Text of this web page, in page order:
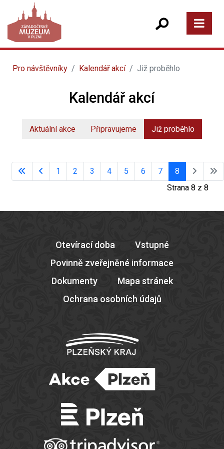
Pro návštěvníky Kalendář akcí Již proběhlo
Kalendář akcí
Aktuální akce Připravujeme Již proběhlo
Strana 8 z 8
1 2 3 4 5 6 7 8
Otevírací doba
Vstupné
Povinně zveřejněné informace
Dokumenty
Mapa stránek
Ochrana osobních údajů